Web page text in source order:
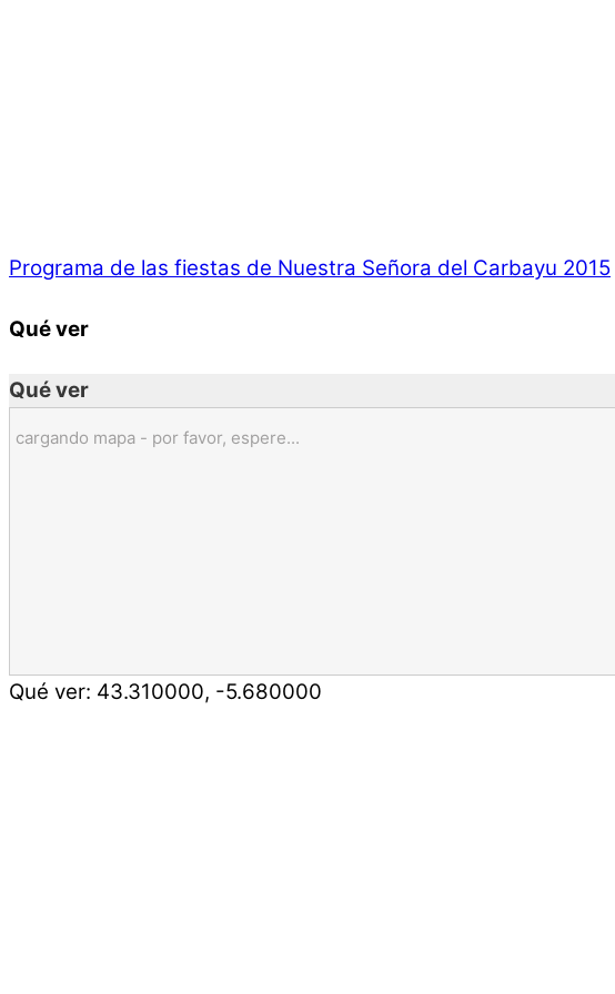
Programa de las fiestas de Nuestra Señora del Carbayu 2015
Qué ver
Qué ver
cargando mapa - por favor, espere...
Qué ver: 43.310000, -5.680000